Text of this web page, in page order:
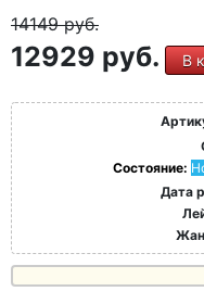
14149руб.
12929 руб. В
Состояние:
Дата